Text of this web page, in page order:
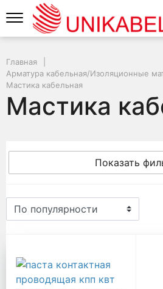
Главная
Арматура кабельная/Изоляционные
Мастика кабельная
Мастика
Показать